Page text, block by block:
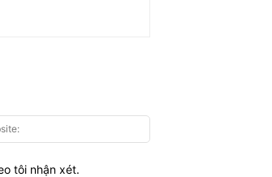
tôi nhận xét.